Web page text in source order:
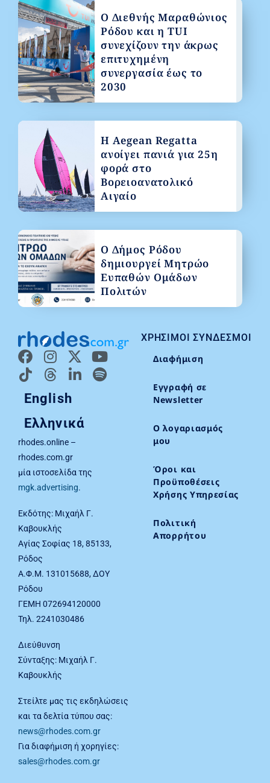
English
Ελληνικά
rhodes.online –
rhodes.com.gr
μία ιστοσελίδα της
mgk.advertising.
Εκδότης: Μιχαήλ Γ.
Καβουκλής
Αγίας Σοφίας 18, 85133,
Ρόδος
Α.Φ.Μ. 131015688, ΔΟΥ
Ρόδου
ΓΕΜΗ 072694120000
Τηλ. 2241030486
Διεύθυνση
Σύνταξης: Μιχαήλ Γ.
Καβουκλής
Στείλτε μας τις εκδηλώσεις
και τα δελτία τύπου σας:
news@rhodes.com.gr
Για διαφήμιση ή χορηγίες:
sales@rhodes.com.gr
ΧΡΉΣΙΜΟΙ ΣΎΝΔΕΣΜΟΙ
Διαφήμιση
Εγγραφή σε
Newsletter
Ο λογαριασμός
μου
Όροι και
Προϋποθέσεις
Χρήσης Υπηρεσίας
Πολιτική
Απορρήτου
Ο Διεθνής Μαραθώνιος
Ρόδου και η TUI
συνεχίζουν την άκρως
επιτυχημένη
συνεργασία έως το
2030
Η Aegean Regatta
ανοίγει πανιά για 25η
φορά στο
Βορειοανατολικό
Αιγαίο
Ο Δήμος Ρόδου
δημιουργεί Μητρώο
Ευπαθών Ομάδων
Πολιτών